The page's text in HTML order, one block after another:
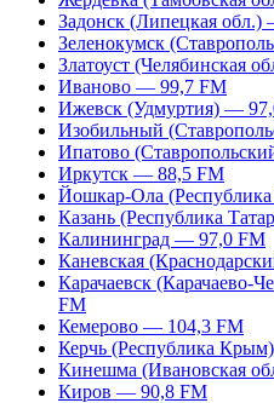
Задонск (Липецкая
Зеленокумск
Златоуст (Челябинская
Иваново — 99,7 FM
Ижевск (Удмуртия) —
Изобильный
Ипатово
Иркутск — 88,5 FM
Йошкар-Ола
Казань (Республика
Калининград — 97,0 FM
Каневская
Карачаевск (Карачаево-
FM
Кемерово — 104,3 FM
Керчь (Республика
Кинешма (Ивановская
Киров — 90,8 FM